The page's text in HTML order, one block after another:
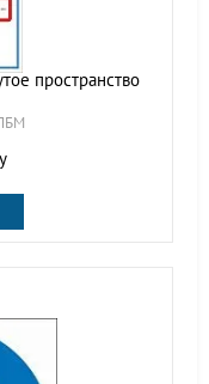
пространство